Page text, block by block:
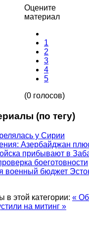
Оцените
материал
1
2
3
4
5
(0 голосов)
(по тегу)
у Сирии
Азербайджан
прибывают в
боеготовности
военный бюджет
в этой категории: «
на митинг »